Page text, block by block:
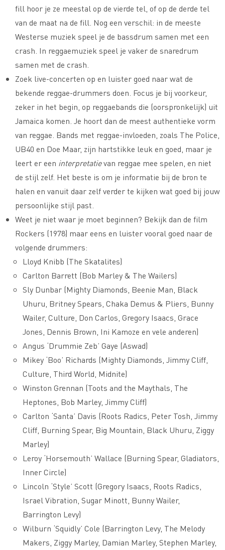
fill hoor je ze meestal op de vierde tel, of op de derde tel
van de maat na de fill. Nog een verschil: in de meeste
Westerse muziek speel je de bassdrum samen met een
crash. In reggaemuziek speel je vaker de snaredrum
samen met de crash.
Zoek live-concerten op en luister goed naar wat de
bekende reggae-drummers doen. Focus je bij voorkeur,
zeker in het begin, op reggaebands die (oorspronkelijk) uit
Jamaica komen. Je hoort dan de meest authentieke vorm
van reggae. Bands met reggae-invloeden, zoals The Police,
UB40 en Doe Maar, zijn hartstikke leuk en goed, maar je
leert er een interpretatievan reggae mee spelen, en niet
de stijl zelf. Het beste is om je informatie bij de bron te
halen en vanuit daar zelf verder te kijken wat goed bij jouw
persoonlijke stijl past.
Weet je niet waar je moet beginnen? Bekijk dan de film
Rockers (1978) maar eens en luister vooral goed naar de
volgende drummers:
Lloyd Knibb (The Skatalites)
Carlton Barrett (Bob Marley & The Wailers)
Sly Dunbar (Mighty Diamonds, Beenie Man, Black
Uhuru, Britney Spears, Chaka Demus & Pliers, Bunny
Wailer, Culture, Don Carlos, Gregory Isaacs, Grace
Jones, Dennis Brown, Ini Kamoze en vele anderen)
Angus ‘Drummie Zeb’ Gaye (Aswad)
Mikey ‘Boo’ Richards (Mighty Diamonds, Jimmy Cliff,
Culture, Third World, Midnite)
Winston Grennan (Toots and the Maythals, The
Heptones, Bob Marley, Jimmy Cliff)
Carlton ‘Santa’ Davis (Roots Radics, Peter Tosh, Jimmy
Cliff, Burning Spear, Big Mountain, Black Uhuru, Ziggy
Marley)
Leroy ‘Horsemouth’ Wallace (Burning Spear, Gladiators,
Inner Circle)
Lincoln ‘Style’ Scott (Gregory Isaacs, Roots Radics,
Israel Vibration, Sugar Minott, Bunny Wailer,
Barrington Levy)
Wilburn ‘Squidly’ Cole (Barrington Levy, The Melody
Makers, Ziggy Marley, Damian Marley, Stephen Marley,